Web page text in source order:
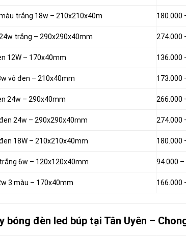
trắng 18w – 210x210x40m 180.000
trắng – 290x290x40mm 274.000
12W – 170x40mm 136.000
vỏ đen – 210x40mm 173.000
24w – 290x40mm 266.000
24w – 290x290x40mm 274.000
18W – 210x210x40mm 180.000
6w – 120x120x40mm 94.000 –
3 màu – 170x40mm 166.000
bóng đèn led búp tại Tân Uyên –